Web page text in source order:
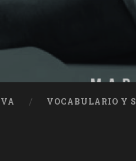
VOCABULARIO Y